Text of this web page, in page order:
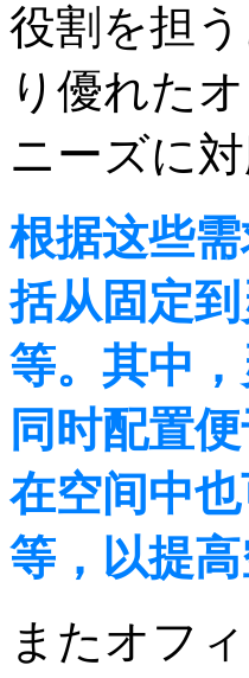
役割を担
り優れた
ニーズに
根据这些
括从固定
等。其中
同时配置
在空间中
等，以提
またオフ